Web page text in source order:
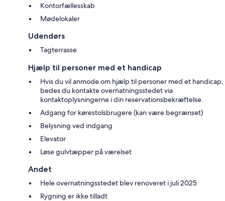
Kontorfællesskab
Mødelokaler
Udendørs
Tagterrasse
Hjælp til personer med et handicap
Hvis du vil anmode om hjælp til personer med et handicap,
bedes du kontakte overnatningsstedet via
kontaktoplysningerne i din reservationsbekræftelse.
Adgang for kørestolsbrugere (kan være begrænset)
Belysning ved indgang
Elevator
Løse gulvtæpper på værelset
Andet
Hele overnatningsstedet blev renoveret i juli 2025
Rygning er ikke tilladt